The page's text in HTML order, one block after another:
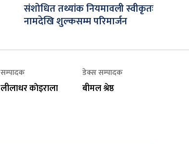
संशोधित तथ्यांक नियमावली स्वीकृतः
नामदेखि शुल्कसम्म परिमार्जन
सम्पादक
लीलाधर काेइराला
डेक्स सम्पादक
बीमल श्रेष्ठ